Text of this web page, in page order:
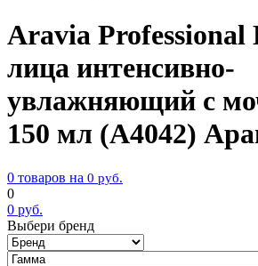
Aravia Professional
лица интенсивно-
увлажняющий с
150 мл (А4042)
0 товаров на 0 руб.
0
0 руб.
Выбери бренд